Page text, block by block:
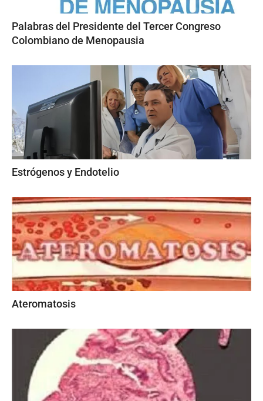
Palabras del Presidente del Tercer Congreso
Colombiano de Menopausia
Estrógenos y Endotelio
Ateromatosis